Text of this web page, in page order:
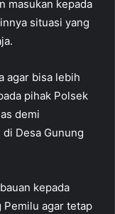
masukan kepada
situasi yang
agar bisa lebih
pihak Polsek
demi
Desa Gunung
kepada
Pemilu agar tetap